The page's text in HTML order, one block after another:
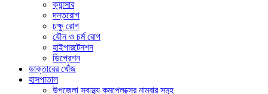
ক্যান্সার
দন্তরোগ
চক্ষু রোগ
যৌন ও চর্ম রোগ
হাইপারটেনশন
ডিপ্রেশন
ডাক্তারের খোঁজ
হাসপাতাল
উপজেলা স্বাস্থ্য কমপ্লেক্সের নাম্বার সমূহ